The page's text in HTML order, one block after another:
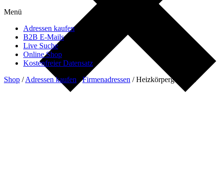
Menü
Adressen kaufen
B2B E-Mails
Live Suche
Online Shop
Kostenfreier Datensatz
Shop /Adressen kaufen /Firmenadressen /Heizkörpergeschäft